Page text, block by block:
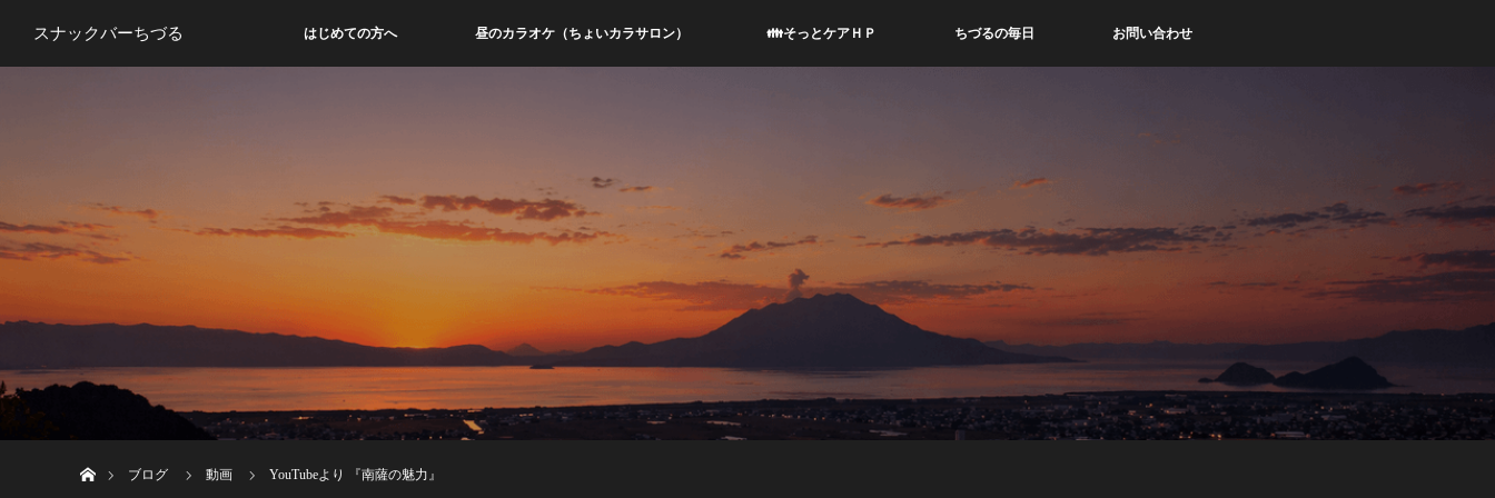
スナックバーちづる はじめての方へ 昼のカラオケ（ちょいカラサロン） 👪そっとケアＨＰ ちづるの毎日 お問い合わせ
ブログ
動画 YouTubeより 『南薩の魅力』